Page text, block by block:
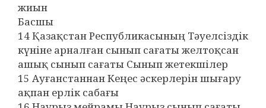
жиын
Басшы
14 Қазақстан Республикасының Тәуелсіздік
күніне арналған сынып сағаты желтоқсан
ашық сынып сағаты Сынып жетекшілер
15 Ауғанстаннан Кеңес әскерлерін шығару
ақпан ерлік сабағы